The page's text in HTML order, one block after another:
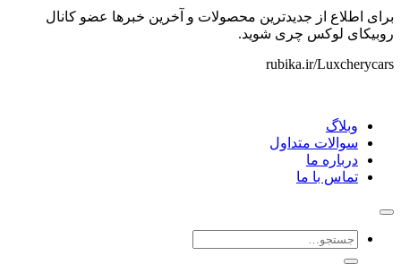
برای اطلاع از جدیدترین محصولات و آخرین خبرها عضو کانال
روبیکای لوکس چری شوید.
rubika.ir/Luxcherycars
وبلاگ
سوالات متداول
درباره ما
تماس با ما
جستجو